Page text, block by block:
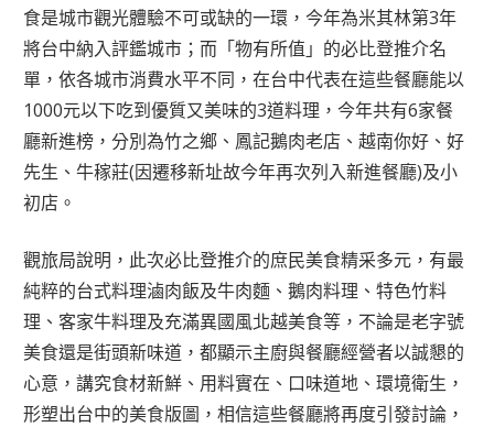
食是城市觀光體驗不可或缺的一環，今年為米其林第3年
將台中納入評鑑城市；而「物有所值」的必比登推介名
單，依各城市消費水平不同，在台中代表在這些餐廳能以
1000元以下吃到優質又美味的3道料理，今年共有6家餐
廳新進榜，分別為竹之鄉、鳳記鵝肉老店、越南你好、好
先生、牛稼莊(因遷移新址故今年再次列入新進餐廳)及小
初店。
觀旅局說明，此次必比登推介的庶民美食精采多元，有最
純粹的台式料理滷肉飯及牛肉麵、鵝肉料理、特色竹料
理、客家牛料理及充滿異國風北越美食等，不論是老字號
美食還是街頭新味道，都顯示主廚與餐廳經營者以誠懇的
心意，講究食材新鮮、用料實在、口味道地、環境衛生，
形塑出台中的美食版圖，相信這些餐廳將再度引發討論，